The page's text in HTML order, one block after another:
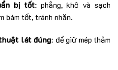
bị tốt: phẳng, khô và sạch
bám tốt, tránh nhăn.
lát đúng: để giữ mép thảm